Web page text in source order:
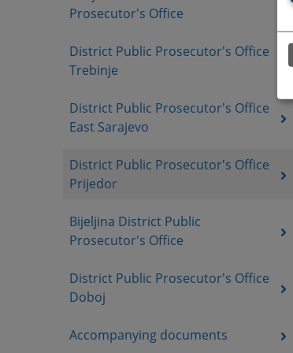
Prosecutor's Office
District Public Prosecutor's Office
Trebinje
District Public Prosecutor's Office
East Sarajevo
District Public Prosecutor's Office
Prijedor
Bijeljina District Public
Prosecutor's Office
District Public Prosecutor's Office
Doboj
Accompanying documents